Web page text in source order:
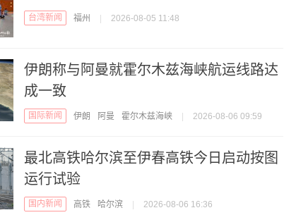
台湾新闻 福州 2026-08-05 11:48
伊朗称与阿曼就霍尔木兹海峡航运线路达
成一致
国际新闻 伊朗 阿曼 霍尔木兹海峡 2026-08-06 09:59
最北高铁哈尔滨至伊春高铁今日启动按图
运行试验
国内新闻 高铁 哈尔滨 2026-08-06 16:36